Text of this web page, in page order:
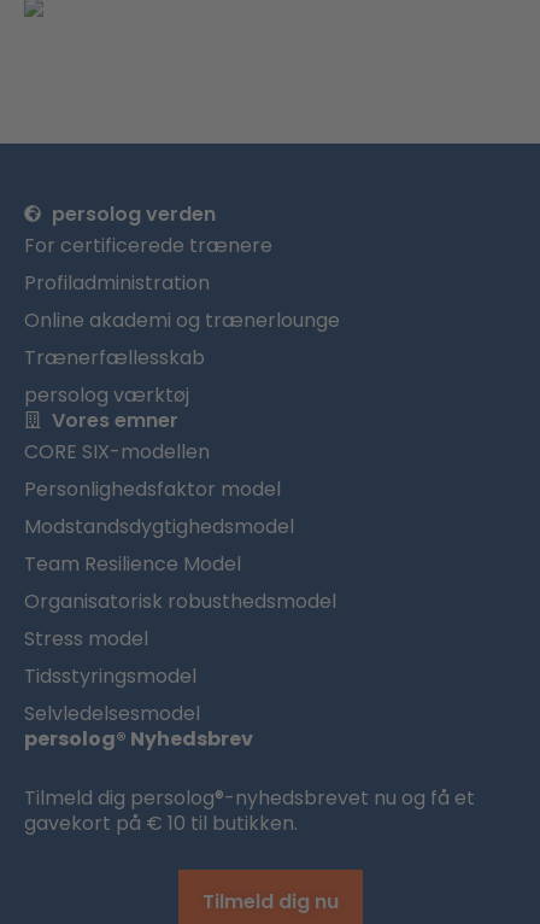
persolog verden
For certificerede trænere
Profiladministration
Online akademi og trænerlounge
Trænerfællesskab
persolog værktøj
Vores emner
CORE SIX-modellen
Personlighedsfaktor model
Modstandsdygtighedsmodel
Team Resilience Model
Organisatorisk robusthedsmodel
Stress model
Tidsstyringsmodel
Selvledelsesmodel
persolog® Nyhedsbrev
Tilmeld dig persolog®-nyhedsbrevet nu og få et
gavekort på € 10 til butikken.
Tilmeld dig nu